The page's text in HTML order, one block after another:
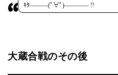
ｷﾀ―――(ﾟ∀ﾟ)―――― !!
大蔵合戦のその後